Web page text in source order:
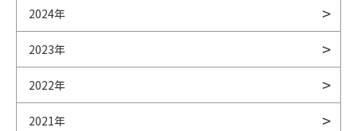
2024年
2023年
2022年
2021年